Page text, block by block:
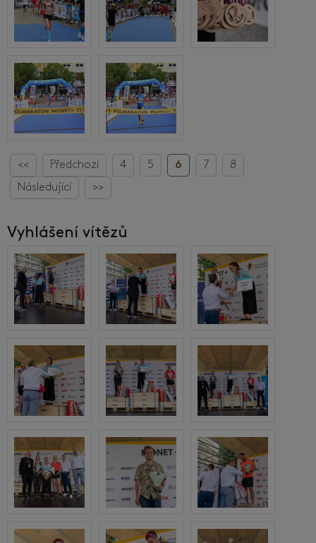
<< Předchozí 4 5 6 7
8
Následující
>>
Vyhlášení vítězů